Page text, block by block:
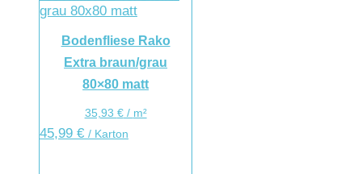
Bodenfliese Rako
Extra braun/grau
80×80 matt
35,93 €/ m²
45,99 € / Karton